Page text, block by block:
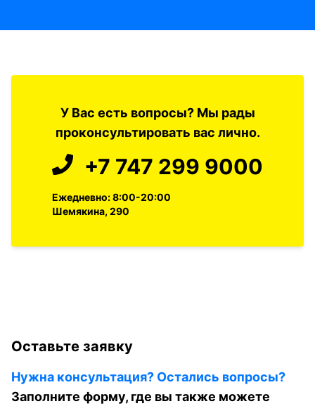
У Вас есть вопросы? Мы рады
проконсультировать вас лично.
+7 747 299 9000
Ежедневно: 8:00-20:00
Шемякина, 290
Оставьте заявку
Нужна консультация? Остались вопросы?
Заполните форму, где вы также можете